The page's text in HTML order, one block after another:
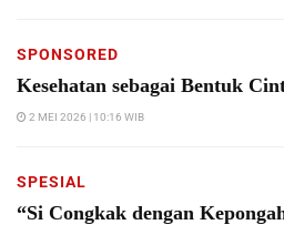
SPONSORED
Kesehatan sebagai Bentuk
2 MEI 2026 | 10:16 WIB
SPESIAL
“Si Congkak dengan